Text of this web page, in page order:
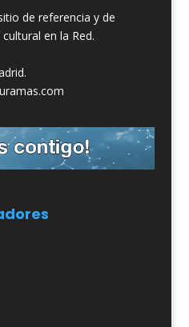
de referencia y de
en la Red.